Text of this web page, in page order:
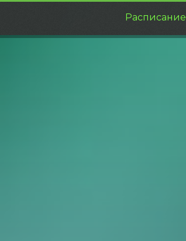
Расписание